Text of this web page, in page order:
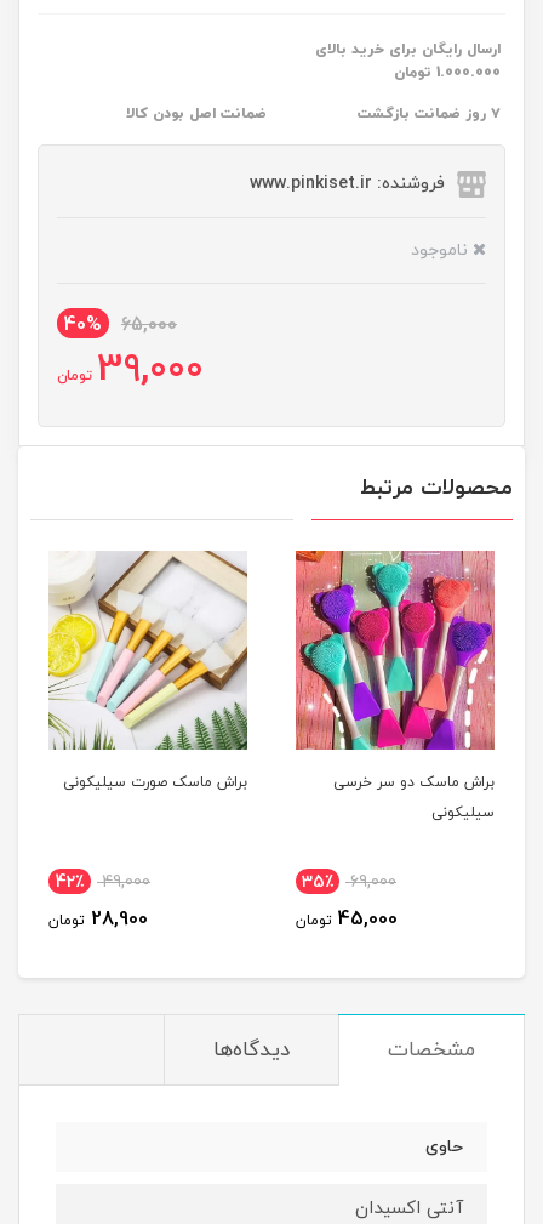
ارسال رایگان برای خرید بالای
1.000.000 تومان
۷ روز ضمانت بازگشت ضمانت اصل بودن کالا
فروشنده: www.pinkiset.ir
ناموجود
65,000
40%
39,000 تومان
محصولات مرتبط
براش ماسک دو سر خرسی
سیلیکونی
69,000 35٪
45,000 تومان
براش ماسک صورت سیلیکونی
49,000 42٪
28,900 تومان
مشخصات دیدگاه‌ها
حاوی
آنتی اکسیدان